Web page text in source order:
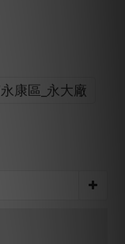
康區_永大廠